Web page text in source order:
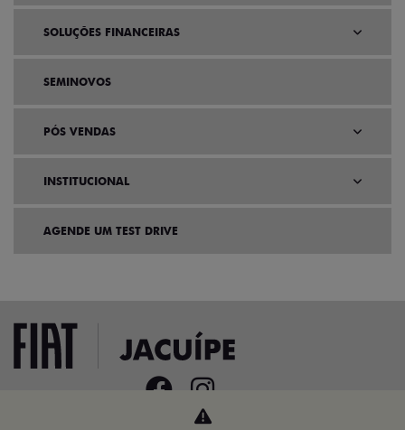
SOLUÇÕES FINANCEIRAS
SEMINOVOS
PÓS VENDAS
INSTITUCIONAL
AGENDE UM TEST DRIVE